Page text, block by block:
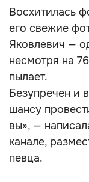
Восхитилась
его свежие
Яковлевич —
несмотря на
пылает.
Безупречен и
шансу
вы», —
канале,
певца.